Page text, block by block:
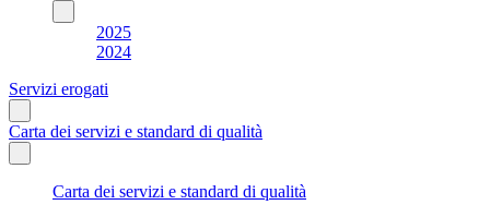
2025
2024
Servizi erogati
Carta dei servizi e standard di qualità
Carta dei servizi e standard di qualità